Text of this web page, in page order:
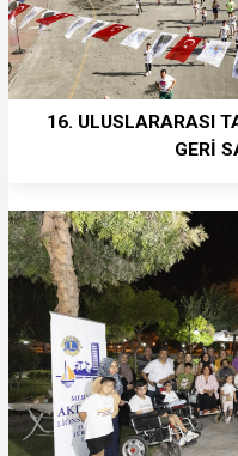
16. ULUSLARARASI
GERİ